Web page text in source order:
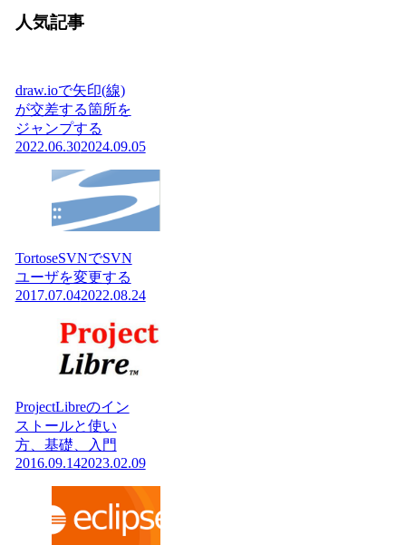
人気記事
draw.ioで矢印(線)
が交差する箇所を
ジャンプする
2022.06.302024.09.05
TortoseSVNでSVN
ユーザを変更する
2017.07.042022.08.24
ProjectLibreのイン
ストールと使い
方、基礎、入門
2016.09.142023.02.09